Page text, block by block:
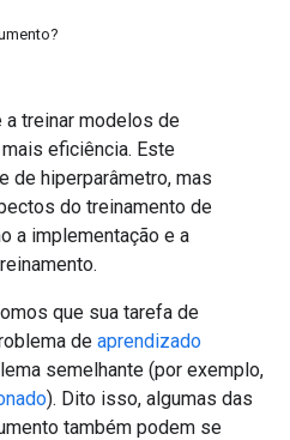
a treinar modelos de
eficiência. Este
de hiperparâmetro, mas
do treinamento de
a implementação e a
que sua tarefa de
de aprendizado
semelhante (por exemplo,
). Dito isso, algumas das
também podem se